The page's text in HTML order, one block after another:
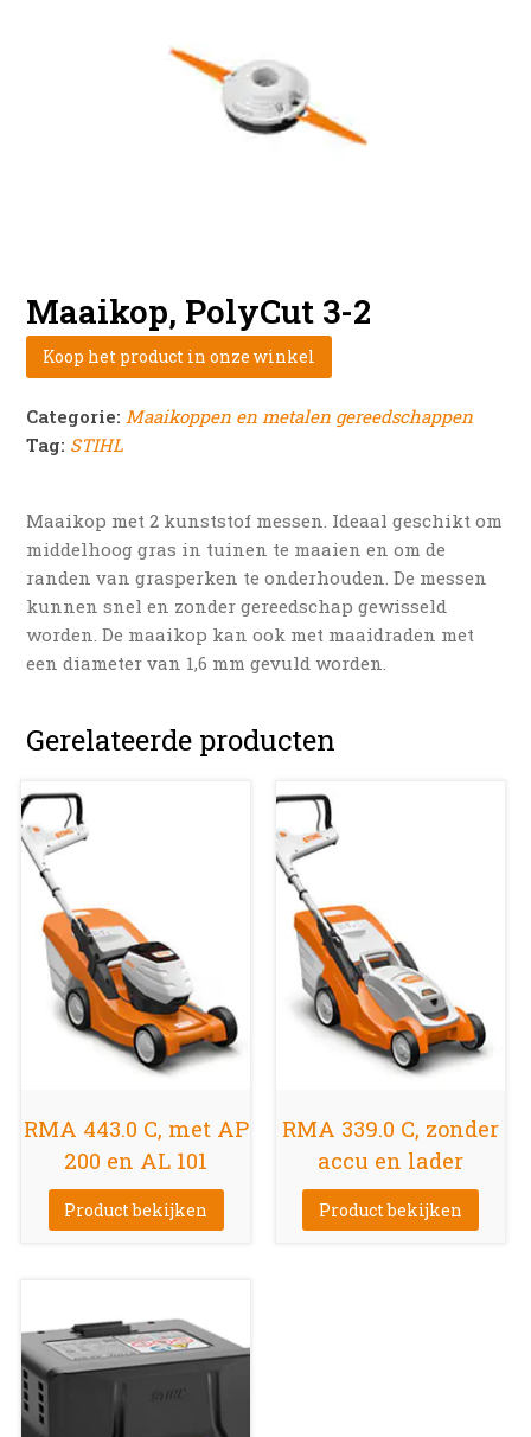
Maaikop, PolyCut 3-2
Koop het product in onze winkel
Categorie: Maaikoppen en metalen gereedschappen
Tag: STIHL
Maaikop met 2 kunststof messen. Ideaal geschikt om
middelhoog gras in tuinen te maaien en om de
randen van grasperken te onderhouden. De messen
kunnen snel en zonder gereedschap gewisseld
worden. De maaikop kan ook met maaidraden met
een diameter van 1,6 mm gevuld worden.
Gerelateerde producten
RMA 443.0 C, met AP
200 en AL 101
Product bekijken
RMA 339.0 C, zonder
accu en lader
Product bekijken